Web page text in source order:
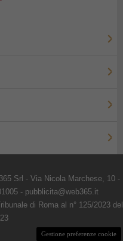
Srl - Via Nicola Marchese, 10 -
- pubblicita@web365.it
di Roma al n° 125/2023 del
Gestione preferenze cookie